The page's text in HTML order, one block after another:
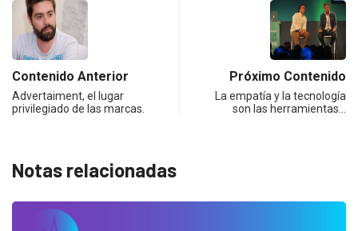
Contenido Anterior
Advertaiment, el lugar
privilegiado de las marcas.
Próximo Contenido
La empatía y la tecnología
son las herramientas…
Notas relacionadas